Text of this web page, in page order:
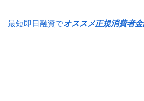
最短即日融資でオススメ正規消費者金